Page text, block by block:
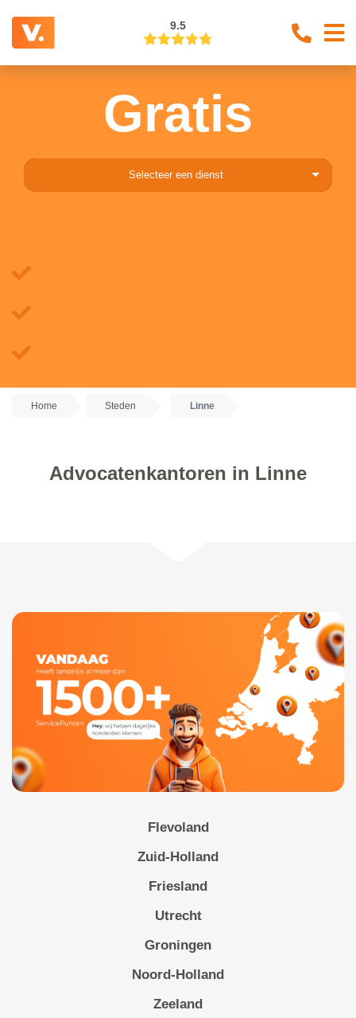
9.5
Gratis
Selecteer een dienst
Home Steden Linne
Advocatenkantoren in Linne
Flevoland
Zuid-Holland
Friesland
Utrecht
Groningen
Noord-Holland
Zeeland